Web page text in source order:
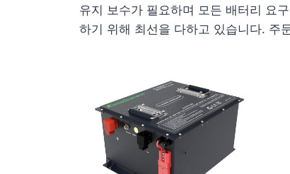
유지 보수가 필요하며 모든 배터리 요
하기 위해 최선을 다하고 있습니다. 주